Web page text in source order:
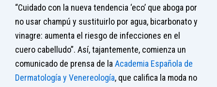
“Cuidado con la nueva tendencia ‘eco’ que aboga por
no usar champú y sustituirlo por agua, bicarbonato y
vinagre: aumenta el riesgo de infecciones en el
cuero cabelludo”. Así, tajantemente, comienza un
comunicado de prensa de laAcademia Española de
Dermatología y Venereología, que califica la moda no